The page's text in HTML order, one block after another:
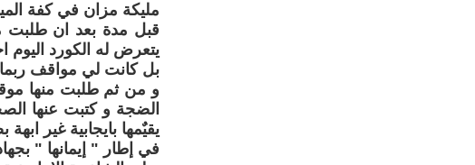
مليكة مزان في كفة
قبل مدة بعد ان طلبت
يتعرض له الكورد اليوم
بل كانت لي مواقف
و من ثم طلبت منها
الضجة و كتبت عنها
يقيٌمها بايجابية غير
في إطار " إيمانها "